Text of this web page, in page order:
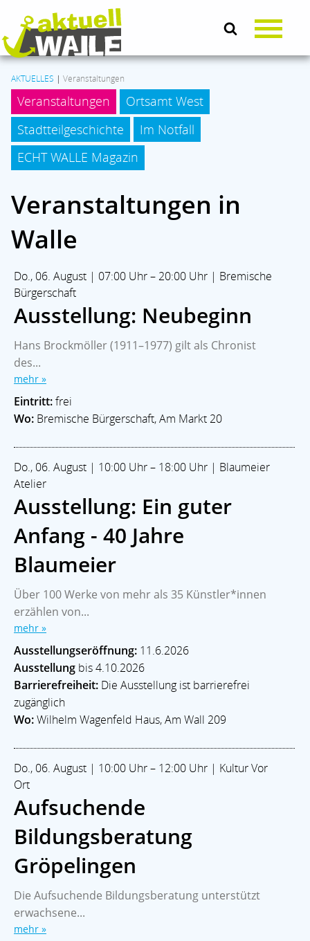
AKTUELLES
LEBEN & SOZIALES
KULTUR
KOMMUNALPOLITIK
BRANCHENMIX
AKTUELLES | Veranstaltungen
Veranstaltungen
Ortsamt West
Stadtteilgeschichte
Im Notfall
ECHT WALLE Magazin
Veranstaltungen in
Walle
Do., 06. August | 07:00 Uhr – 20:00 Uhr | Bremische
Bürgerschaft
Ausstellung: Neubeginn
Hans Brockmöller (1911–1977) gilt als Chronist
des...
mehr »
Eintritt:frei
Wo: Bremische Bürgerschaft, Am Markt 20
Do., 06. August | 10:00 Uhr – 18:00 Uhr | Blaumeier
Atelier
Ausstellung: Ein guter
Anfang - 40 Jahre
Blaumeier
Über 100 Werke von mehr als 35 Künstler*innen
erzählen von...
mehr »
Ausstellungseröffnung: 11.6.2026
Ausstellung bis 4.10.2026
Barrierefreiheit: Die Ausstellung ist barrierefrei
zugänglich
Wo:Wilhelm Wagenfeld Haus, Am Wall 209
Do., 06. August | 10:00 Uhr – 12:00 Uhr | Kultur Vor
Ort
Aufsuchende
Bildungsberatung
Gröpelingen
Die Aufsuchende Bildungsberatung unterstützt
erwachsene...
mehr »